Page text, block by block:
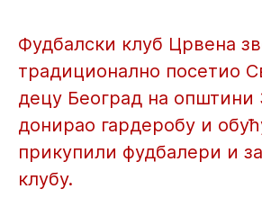
Фудбалски клуб Црвена
традиционално посетио
децу Београд на општини
донирао гардеробу и
прикупили фудбалери и
клубу.